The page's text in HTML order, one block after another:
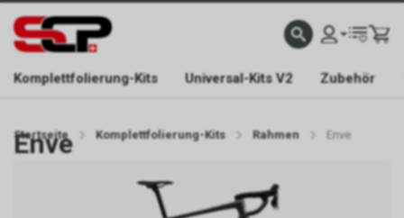
ERREICHBAR NUR WÄHREND DER ÖFFNUNGSZEITEN. GRATIS VERSAND AB
Komplettfolierung-Kits Universal-Kits V2 Zubehör
Startseite Komplettfolierung-Kits Rahmen Enve
Enve